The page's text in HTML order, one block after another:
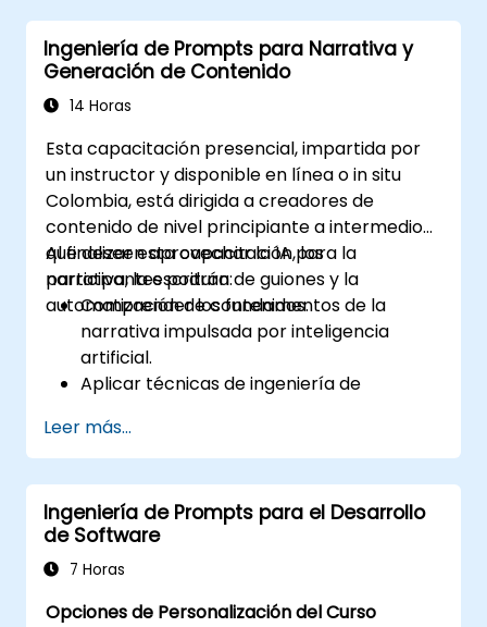
con pocos ejemplos para adaptar los LLM
con datos mínimos.
Optimizar el rendimiento de los LLM para
aplicaciones prácticas.
Ingeniería de Prompts para Narrativa y
Generación de Contenido
14 Horas
Esta capacitación presencial, impartida por
un instructor y disponible en línea o in situ
Colombia, está dirigida a creadores de
contenido de nivel principiante a intermedio
que deseen aprovechar la IA para la
narrativa, la escritura de guiones y la
automatización de contenidos.
Al finalizar esta capacitación, los
participantes podrán:
Comprender los fundamentos de la
narrativa impulsada por inteligencia
artificial.
Aplicar técnicas de ingeniería de
atractivas.
Potenciar la creatividad mediante la
generación de ideas con asistencia de IA.
Utilizar la IA en la redacción de guiones,
artículos y textos publicitarios.
Desarrollar prompts estructurados para
Leer más...
Ingeniería de Prompts para el Desarrollo
de Software
7 Horas
Opciones de Personalización del Curso